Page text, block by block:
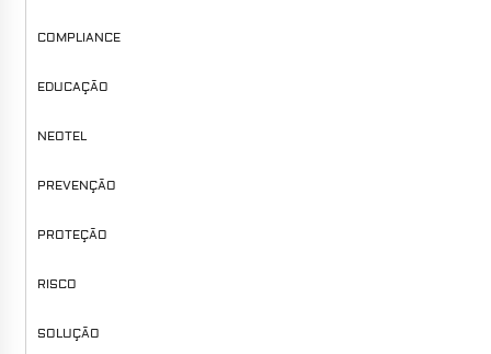
COMPLIANCE
EDUCAÇÃO
NEOTEL
PREVENÇÃO
PROTEÇÃO
RISCO
SOLUÇÃO